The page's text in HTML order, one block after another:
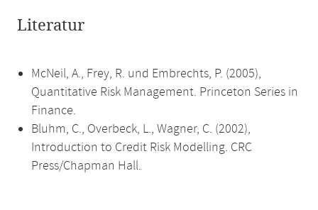
Literatur
McNeil, A., Frey, R. und Embrechts, P. (2005),
Quantitative Risk Management. Princeton Series in
Finance.
Bluhm, C., Overbeck, L., Wagner, C. (2002),
Introduction to Credit Risk Modelling. CRC
Press/Chapman Hall.